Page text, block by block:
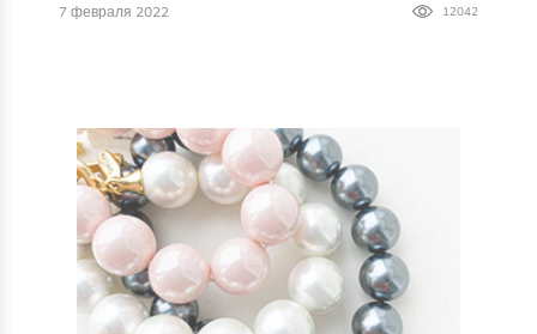
7 февраля 2022 12042